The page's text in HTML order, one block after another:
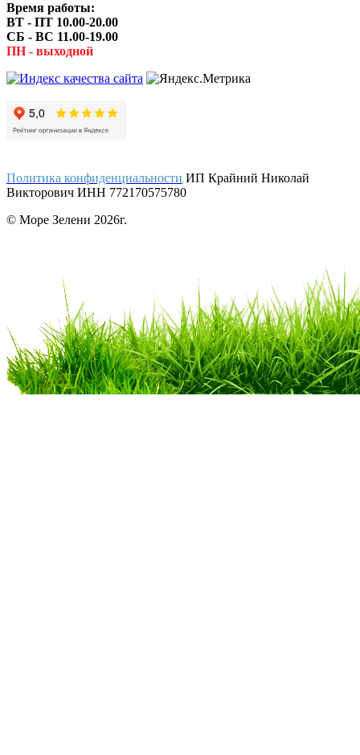
Время работы:
ВТ - ПТ 10.00-20.00
СБ - ВС 11.00-19.00
ПН - выходной
Политика конфиденциальности ИП Крайний Николай
Викторович ИНН 772170575780
© Море Зелени 2026г.